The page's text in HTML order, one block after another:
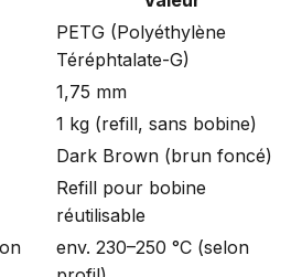
PETG (Polyéthylène
Téréphtalate-G)
1,75 mm
1 kg (refill, sans bobine)
Dark Brown (brun foncé)
Refill pour bobine
réutilisable
env. 230–250 °C (selon